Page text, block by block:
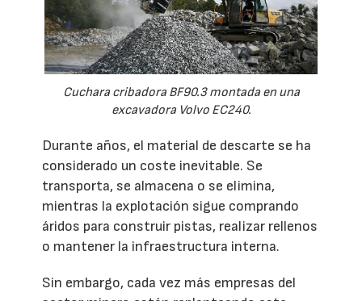
Cuchara cribadora BF90.3 montada en una
excavadora Volvo EC240.
Durante años, el material de descarte se ha
considerado un coste inevitable. Se
transporta, se almacena o se elimina,
mientras la explotación sigue comprando
áridos para construir pistas, realizar rellenos
o mantener la infraestructura interna.
Sin embargo, cada vez más empresas del